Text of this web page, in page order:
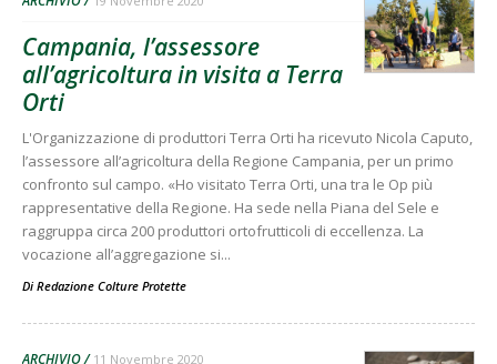
Campania, l’assessore
all’agricoltura in visita a Terra
Orti
L'Organizzazione di produttori Terra Orti ha ricevuto Nicola Caputo,
l’assessore all’agricoltura della Regione Campania, per un primo
confronto sul campo. «Ho visitato Terra Orti, una tra le Op più
rappresentative della Regione. Ha sede nella Piana del Sele e
raggruppa circa 200 produttori ortofrutticoli di eccellenza. La
vocazione all’aggregazione si...
Di Redazione Colture Protette
ARCHIVIO 11 Novembre 2020